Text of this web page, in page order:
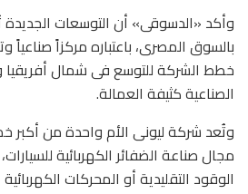
وأكد «الدسوقى» أن التوسعات الجديدة
بالسوق المصرى، باعتباره مركزاً صناعياً
خطط الشركة للتوسع فى شمال أفريقيا
الصناعية كثيفة العمالة.
وتُعد شركة ليونى الأم واحدة من
مجال صناعة الضفائر الكهربائية
الوقود التقليدية أو المحركات الكهربائية